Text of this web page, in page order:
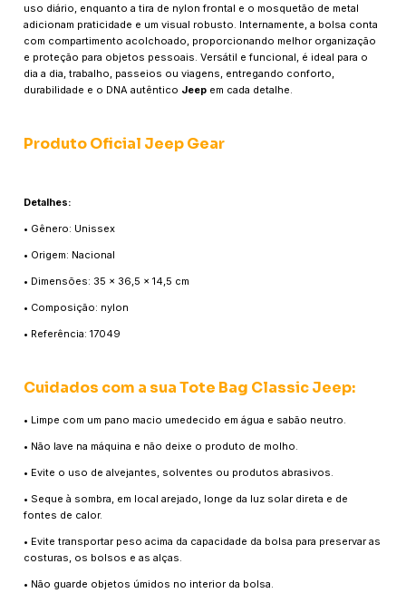
uso diário, enquanto a tira de nylon frontal e o mosquetão de metal
adicionam praticidade e um visual robusto. Internamente, a bolsa conta
com compartimento acolchoado, proporcionando melhor organização
e proteção para objetos pessoais. Versátil e funcional, é ideal para o
dia a dia, trabalho, passeios ou viagens, entregando conforto,
durabilidade e o DNA autêntico Jeep em cada detalhe.
Produto Oficial Jeep Gear
Detalhes:
• Gênero: Unissex
• Origem: Nacional
• Dimensões: 35 x 36,5 x 14,5 cm
• Composição: nylon
• Referência: 17049
Cuidados com a sua Tote Bag Classic Jeep:
• Limpe com um pano macio umedecido em água e sabão neutro.
• Não lave na máquina e não deixe o produto de molho.
• Evite o uso de alvejantes, solventes ou produtos abrasivos.
• Seque à sombra, em local arejado, longe da luz solar direta e de
fontes de calor.
• Evite transportar peso acima da capacidade da bolsa para preservar as
costuras, os bolsos e as alças.
• Não guarde objetos úmidos no interior da bolsa.